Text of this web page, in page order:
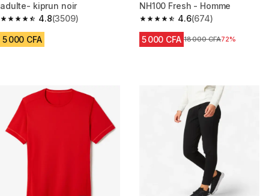
adulte- kiprun noir
4.8
4.8 out of 5 stars from 3509 reviews
(3509)
5 000 CFA
NH100 Fresh - Homme
4.6
4.6 out of 5 stars from 674
(674)
5 000 CFA Prix avant réduction
18 000 CFA72%